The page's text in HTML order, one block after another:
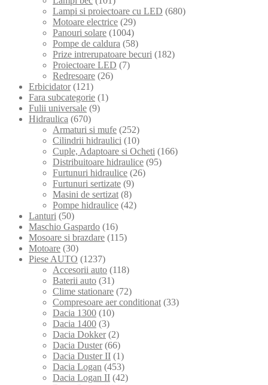
Lampi si proiectoare cu LED (680)
Motoare electrice (29)
Panouri solare (1004)
Pompe de caldura (58)
Prize intrerupatoare becuri (182)
Proiectoare LED (7)
Redresoare (26)
Erbicidator (121)
Fara subcategorie (1)
Fulii universale (9)
Hidraulica (670)
Armaturi si mufe (252)
Cilindrii hidraulici (10)
Cuple, Adaptoare si Ocheti (166)
Distribuitoare hidraulice (95)
Furtunuri hidraulice (26)
Furtunuri sertizate (9)
Masini de sertizat (8)
Pompe hidraulice (42)
Lanturi (50)
Maschio Gaspardo (16)
Mosoare si brazdare (115)
Motoare (30)
Piese AUTO (1237)
Accesorii auto (118)
Baterii auto (31)
Clime stationare (72)
Compresoare aer conditionat (33)
Dacia 1300 (10)
Dacia 1400 (3)
Dacia Dokker (2)
Dacia Duster (66)
Dacia Duster II (1)
Dacia Logan (453)
Dacia Logan II (42)